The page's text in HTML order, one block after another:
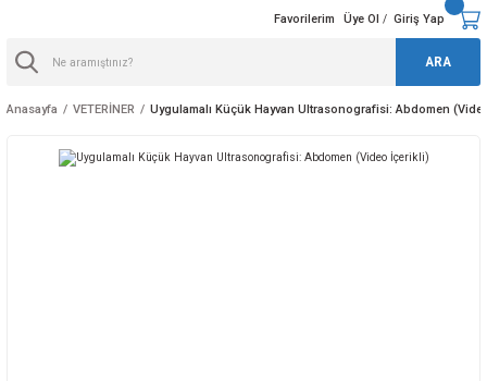
ARA
Favorilerim Üye Ol / Giriş Yap
Anasayfa VETERİNER Uygulamalı Küçük Hayvan Ultrasonografisi: Abdomen